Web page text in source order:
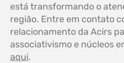
está transformando o
região. Entre em contato
relacionamento da Acirs
associativismo e núcleos
aqui.